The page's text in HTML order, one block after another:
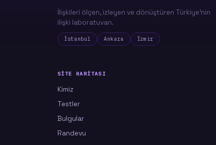
İlişkileri ölçen, izleyen ve dönüştüren Türkiye'nin
ilişki laboratuvarı.
İstanbul Ankara İzmir
SITE HARITASI
Kimiz
Testler
Bulgular
Randevu